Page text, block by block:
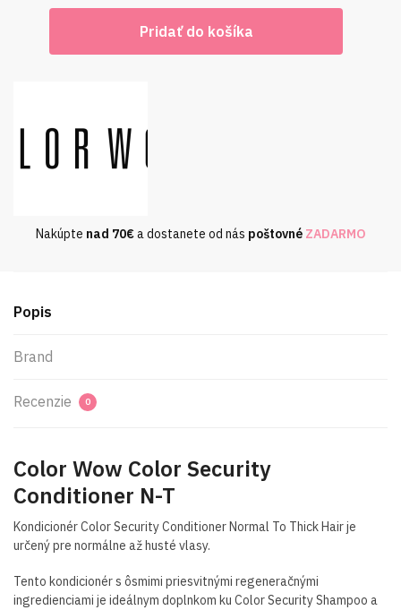
Conditioner
T
Pridať do košíka
Nakúpte nad 70€a dostanete od nás poštovné ZADARMO
Popis
Brand
Recenzie 0
Color Wow Color Security
Conditioner N-T
Kondicionér Color Security Conditioner Normal To Thick Hair je
určený pre normálne až husté vlasy.
Tento kondicionér s ôsmimi priesvitnými regeneračnými
ingredienciami je ideálnym doplnkom ku Color Security Shampoo a